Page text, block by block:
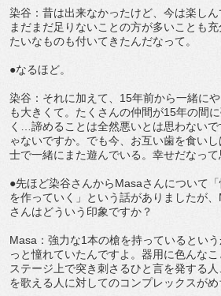
染谷：昔は出来なかったけど、今は楽しん
まだまだ足りないことの方が多いことも
たいなものも付いてきたんだなって。
●なるほど。
染谷：それに加えて、15年前から一緒に
も大きくて。たくさんの仲間が15年の間
く…諦めることは全然悪いとは思わない
ゃないですか。でも今、お互い歯を食い
士で一緒にまた遊んでいる。幸せだなって
●先ほど染谷さんからMasaさんについて
を作っていく」という話がありましたが
さんはどういう印象ですか？
Masa：強力な1本の槍を持っているとい
っと憧れていたんですよ。器用に色んなこ
ステージ上で突き刺さるひと言を発する
を歌える人に対してのコンプレックスがめ